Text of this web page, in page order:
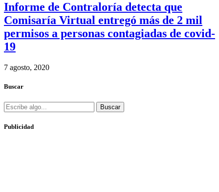
Informe de Contraloría detecta que
Comisaría Virtual entregó más de 2 mil
permisos a personas contagiadas de covid-
19
7 agosto, 2020
Buscar
Buscar
Publicidad